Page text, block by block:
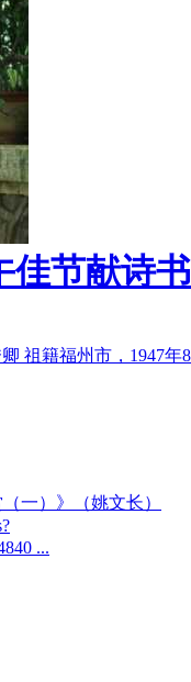
佳节献诗书
祖籍福州市，1947年8
一）》（姚文长）
...